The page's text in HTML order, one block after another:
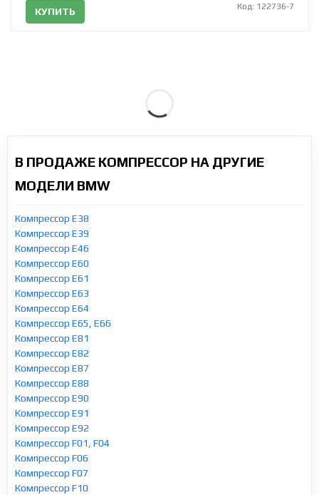
КУПИТЬ Код: 122736-7
В ПРОДАЖЕ КОМПРЕССОР НА ДРУГИЕ
МОДЕЛИ BMW
Компрессор E38
Компрессор E39
Компрессор E46
Компрессор E60
Компрессор E61
Компрессор E63
Компрессор E64
Компрессор E65, E66
Компрессор E81
Компрессор E82
Компрессор E87
Компрессор E88
Компрессор E90
Компрессор E91
Компрессор E92
Компрессор F01, F04
Компрессор F06
Компрессор F07
Компрессор F10